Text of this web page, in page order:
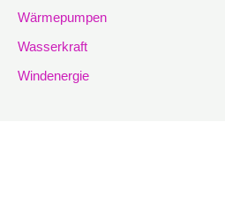
Wärmepumpen
Wasserkraft
Windenergie